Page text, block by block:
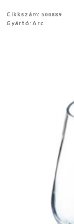
Cikkszám: 500889
Gyártó: Arc